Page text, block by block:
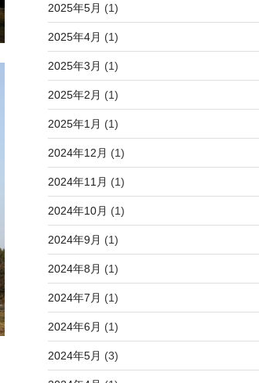
2025年5月 (1)
2025年4月 (1)
2025年3月 (1)
2025年2月 (1)
2025年1月 (1)
2024年12月 (1)
2024年11月 (1)
2024年10月 (1)
2024年9月 (1)
2024年8月 (1)
2024年7月 (1)
2024年6月 (1)
2024年5月 (3)